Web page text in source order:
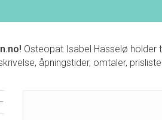
Osteopat Isabel Hasselø holder
åpningstider, omtaler,
–